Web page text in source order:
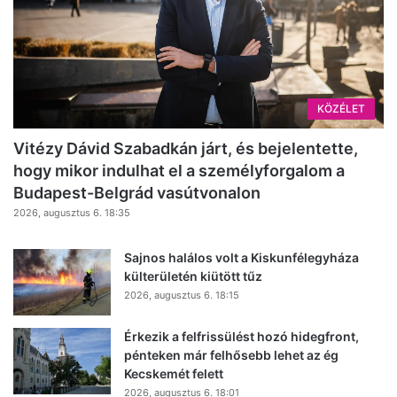
KÖZÉLET
Vitézy Dávid Szabadkán járt, és bejelentette,
hogy mikor indulhat el a személyforgalom a
Budapest-Belgrád vasútvonalon
2026, augusztus 6. 18:35
Sajnos halálos volt a Kiskunfélegyháza
külterületén kiütött tűz
2026, augusztus 6. 18:15
Érkezik a felfrissülést hozó hidegfront,
pénteken már felhősebb lehet az ég
Kecskemét felett
2026, augusztus 6. 18:01